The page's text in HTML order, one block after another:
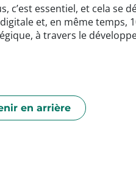
essentiel, et cela se
et, en même temps,
à travers le
en arrière